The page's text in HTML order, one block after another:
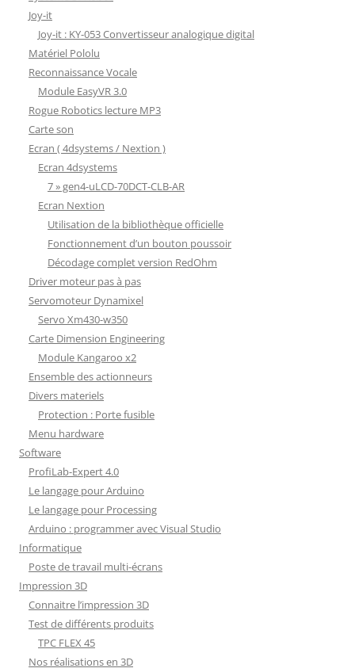
Joy-it
Joy-it : KY-053 Convertisseur analogique digital
Matériel Pololu
Reconnaissance Vocale
Module EasyVR 3.0
Rogue Robotics lecture MP3
Carte son
Ecran ( 4dsystems / Nextion )
Ecran 4dsystems
7 » gen4-uLCD-70DCT-CLB-AR
Ecran Nextion
Utilisation de la bibliothèque officielle
Fonctionnement d’un bouton poussoir
Décodage complet version RedOhm
Driver moteur pas à pas
Servomoteur Dynamixel
Servo Xm430-w350
Carte Dimension Engineering
Module Kangaroo x2
Ensemble des actionneurs
Divers materiels
Protection : Porte fusible
Menu hardware
Software
ProfiLab-Expert 4.0
Le langage pour Arduino
Le langage pour Processing
Arduino : programmer avec Visual Studio
Informatique
Poste de travail multi-écrans
Impression 3D
Connaitre l’impression 3D
Test de différents produits
TPC FLEX 45
Nos réalisations en 3D